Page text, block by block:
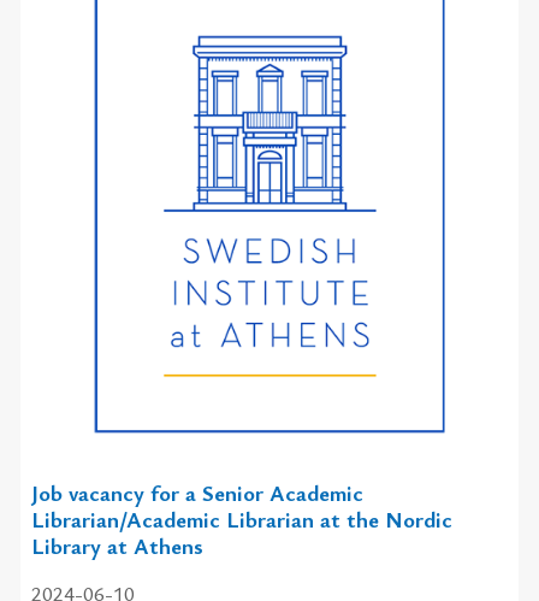
Job vacancy for a Senior Academic
Librarian/Academic Librarian at the Nordic
Library at Athens
2024-06-10